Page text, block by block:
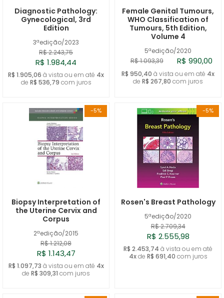
3ªedição/2023
Diagnostic Pathology:
Gynecological, 3rd
Edition
R$ 2.243,75
R$ 1.984,44
R$ 1.905,06 à vista ou em até 4x
de R$ 536,79 com juros
5ªedição/2020
Female Genital Tumours,
WHO Classification of
Tumours, 5th Edition,
Volume 4
R$ 1.093,39 R$ 990,00
R$ 950,40 à vista ou em até 4x
de R$ 267,80 com juros
-5%
2ªedição/2015
Biopsy Interpretation of
the Uterine Cervix and
Corpus
R$ 1.212,08
R$ 1.143,47
R$ 1.097,73 à vista ou em até 4x
de R$ 309,31 com juros
-5%
5ªedição/2020
Rosen's Breast Pathology
R$ 2.709,34
R$ 2.555,98
R$ 2.453,74 à vista ou em até
4xde R$ 691,40 com juros